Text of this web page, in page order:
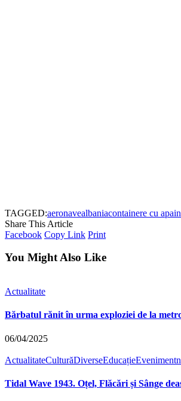
TAGGED:aeronavealbaniacontainere cu apa
Share This Article
Facebook Copy Link Print
You Might Also Like
Actualitate
Bărbatul rănit în urma exploziei de la
06/04/2025
ActualitateCulturăDiverseEducațieEveniment
Tidal Wave 1943. Oțel, Flăcări și Sânge